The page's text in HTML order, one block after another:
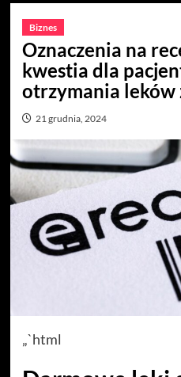
Biznes
Oznaczenia na
kwestia dla
otrzymania leków
21 grudnia, 2024
„`html